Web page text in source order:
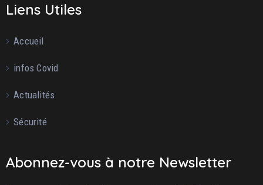
Liens Utiles
Accueil
infos Covid
Actualités
Sécurité
Abonnez-vous à notre Newsletter